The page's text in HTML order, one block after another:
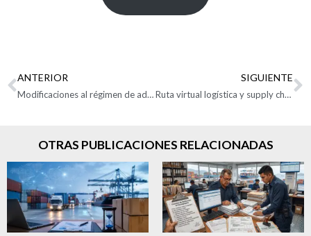
ANTERIOR
Modificaciones al régimen de aduanas: cuadros comparativos
SIGUIENTE
Ruta virtual logística y supply chain: Sostenibilidad en la cadena de suministro
OTRAS PUBLICACIONES RELACIONADAS